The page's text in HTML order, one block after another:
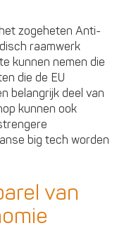
zogeheten Anti-
raamwerk
kunnen nemen die
die de EU
belangrijk deel van
kunnen ook
big tech worden
van